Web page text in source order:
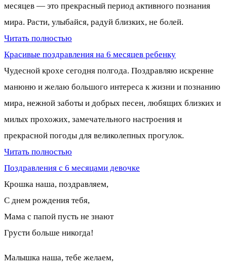
месяцев — это прекрасный период активного познания
мира. Расти, улыбайся, радуй близких, не болей.
Читать полностью
Красивые поздравления на 6 месяцев ребенку
Чудесной крохе сегодня полгода. Поздравляю искренне
манюню и желаю большого интереса к жизни и познанию
мира, нежной заботы и добрых песен, любящих близких и
милых прохожих, замечательного настроения и
прекрасной погоды для великолепных прогулок.
Читать полностью
Поздравления с 6 месяцами девочке
Крошка наша, поздравляем,
С днем рождения тебя,
Мама с папой пусть не знают
Грусти больше никогда!
Малышка наша, тебе желаем,